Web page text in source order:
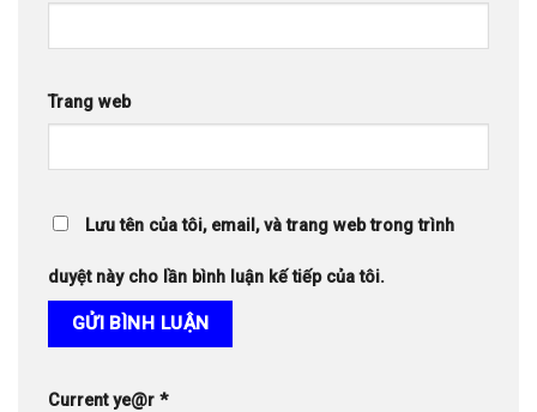
Trang web
Lưu tên của tôi, email, và trang web trong trình
duyệt này cho lần bình luận kế tiếp của tôi.
Current ye@r *